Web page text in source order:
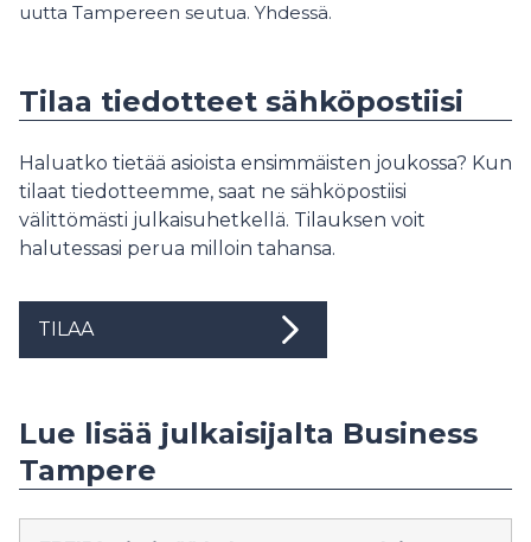
uutta Tampereen seutua. Yhdessä.
Tilaa tiedotteet sähköpostiisi
Haluatko tietää asioista ensimmäisten joukossa? Kun
tilaat tiedotteemme, saat ne sähköpostiisi
välittömästi julkaisuhetkellä. Tilauksen voit
halutessasi perua milloin tahansa.
TILAA
Lue lisää julkaisijalta Business
Tampere